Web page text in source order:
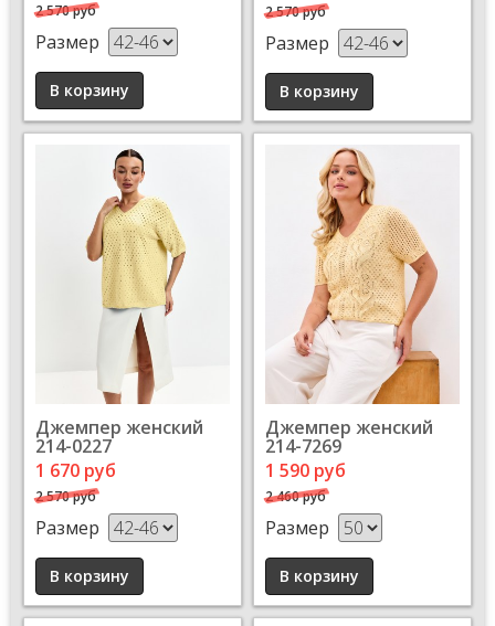
2 570 руб
Размер
2 570 руб
Размер
Джемпер женский
214-0227
1 670 руб
2 570 руб
Размер
Джемпер женский
214-7269
1 590 руб
2 460 руб
Размер